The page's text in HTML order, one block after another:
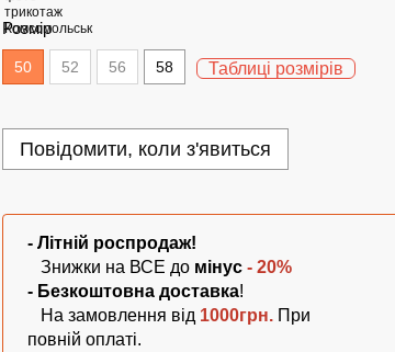
Розмір
50 52 56 58 Таблиці розмірів
Повідомити, коли з'явиться
- Літній роспродаж!
Знижки на ВСЕ до мінус - 20%
- Безкоштовна доставка!
На замовлення від 1000грн. При
повній оплаті.